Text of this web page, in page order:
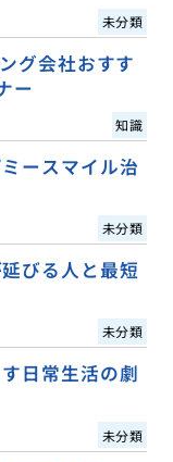
未分類
グ会社おすす
ー
知識
ースマイル治
未分類
びる人と最短
未分類
日常生活の劇
未分類